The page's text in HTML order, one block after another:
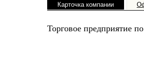
Карточка компании
Торговое предприятие